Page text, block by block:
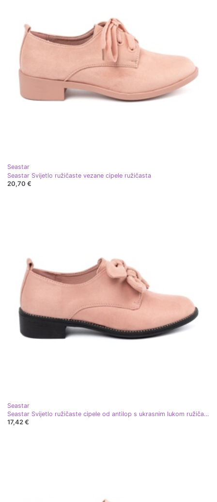
Seastar
Seastar Svijetlo ružičaste vezane cipele ružičasta
20,70 €
Seastar
Seastar Svijetlo ružičaste cipele od antilop s ukrasnim lukom ružičasta
17,42 €